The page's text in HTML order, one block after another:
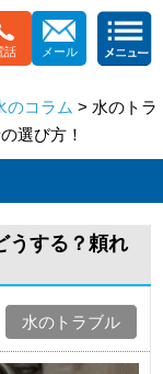
話 メール
のコラム > 水のトラ
選び方！
うする？頼れ
水のトラブル